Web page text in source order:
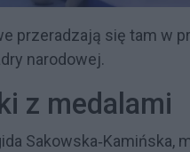
przeradzają się tam w
narodowej.
z medalami